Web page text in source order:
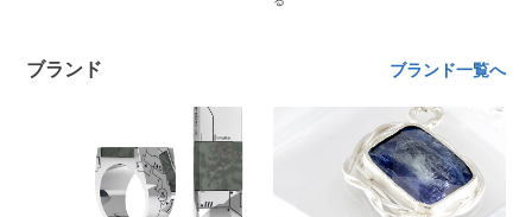
ブランド ブランド一覧へ